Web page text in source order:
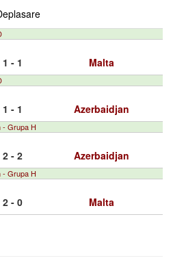
1 - 1 Malta
1 - 1 Azerbaidjan
- Grupa H
2 - 2 Azerbaidjan
- Grupa H
2 - 0 Malta